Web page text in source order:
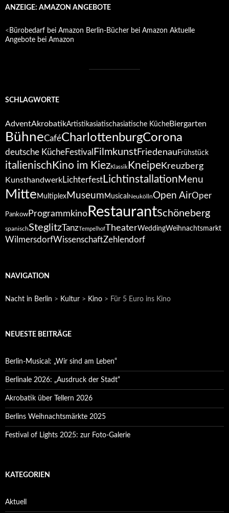
ANZEIGE: AMAZON ANGEBOTE
< Bürobedarf bei Amazon Berlin-Bücher bei Amazon Aktuelle
Angebote bei Amazon
SCHLAGWORTE
AdventAkrobatikArtistikasiatischasiatische Küche Biergarten
BühneCaféCharlottenburgCorona
deutsche KücheFestival FilmkunstFriedenau Frühstück
italienisch Kino im KiezKlassik KneipeKreuzberg
KunsthandwerkLichterfest Lichtinstallation Menu
Mitte Multiplex Museum Musical NeuköllnOpen AirOper
Pankow Programmkino RestaurantSchöneberg
spanischSteglitzTanzTempelhofTheaterWeddingWeihnachtsmarkt
WilmersdorfWissenschaftZehlendorf
NAVIGATION
Nacht in Berlin > Kultur > Kino > Für 5 Euro ins Kino
NEUESTE BEITRÄGE
Berlin-Musical: „Wir sind am Leben“
Berlinale 2026: „Ausdruck der Stadt“
Akrobatik über Tellern 2026
Berlins Weihnachtsmärkte 2025
Festival of Lights 2025: zur Foto-Galerie
KATEGORIEN
Aktuell